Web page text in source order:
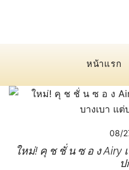
หน้าแรก
08/
ใหม่! คุ ช ชั่ น ซ อ ง Airy